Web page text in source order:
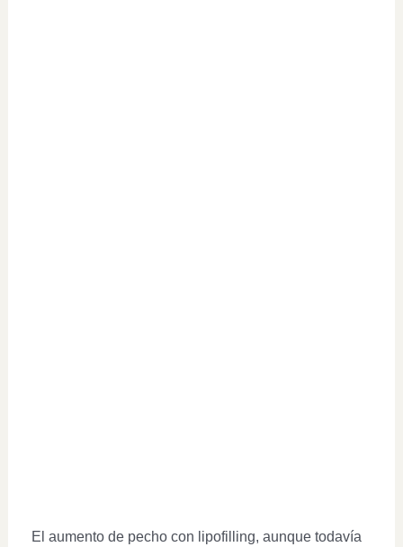
El aumento de pecho con lipofilling, aunque todavía